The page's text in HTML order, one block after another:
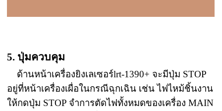
5. ปุ่มควบคุม
ด้านหน้าเครื่องยิงเลเซอร์lrt-1390+ จะมีปุ่ม STOP
อยู่ที่หน้าเครื่องเผื่อในกรณีฉุกเฉิน เช่น ไฟไหม้ชิ้นงาน
ให้กดปุ่ม STOP จำการตัดไฟทั้งหมดของเครื่อง MAIN